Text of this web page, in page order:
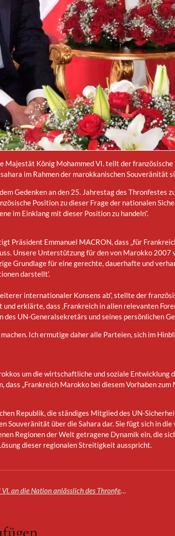
Majestät König Mohammed VI. teilt der
im Rahmen der marokkanischen
Gedenken an den 25. Jahrestag des
Position zu dieser Frage der nationalen
im Einklang mit dieser Position zu handeln“.
Präsident Emmanuel MACRON, dass „für
Unsere Unterstützung für den von Marokko
Grundlage für eine gerechte, dauerhafte und
darstellt‘.
internationaler Konsens ab“, stellte der
erklärte, dass ‚Frankreich in allen relevanten
des UN-Generalsekretärs und seines persönlichen
Ich ermutige daher alle Parteien, sich im
um die wirtschaftliche und soziale
dass „Frankreich Marokko bei diesem Vorhaben
Republik, die ständiges Mitglied des UN-
Souveränität über die Sahara dar. Sie fügt sich in
Regionen der Welt getragene Dynamik ein, die
dieser regionalen Streitigkeit ausspricht.
Ansprache von König Mohammed VI. an die Nation anlässlich des Thronfestes (Volltext)